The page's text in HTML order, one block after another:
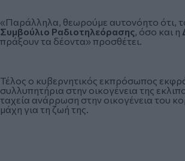
«Παράλληλα, θεωρούμε αυτονόητο ότι,
Συμβούλιο Ραδιοτηλεόρασης, όσο και η
πράξουν τα δέοντα» προσθέτει.
Τέλος ο κυβερνητικός εκπρόσωπος
συλλυπητήρια στην οικογένεια της
ταχεία ανάρρωση στην οικογένεια του
μάχη για τη ζωή της.